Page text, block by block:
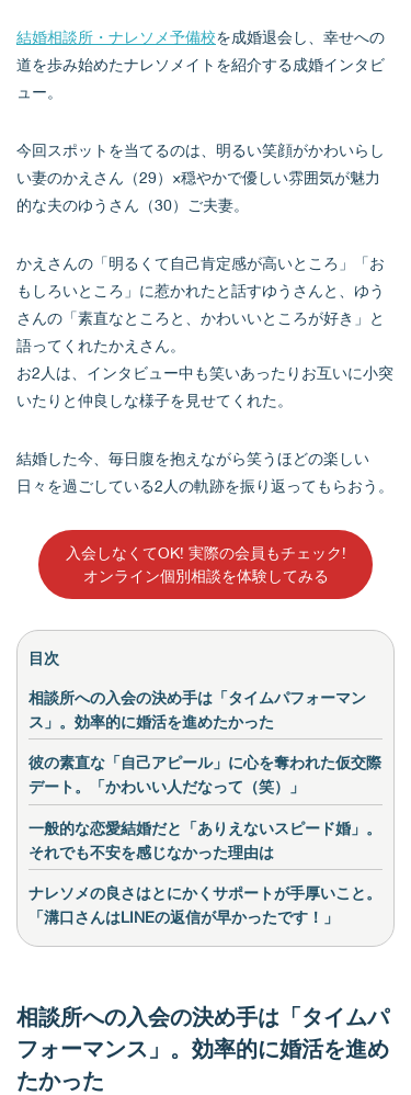
結婚相談所・ナレソメ予備校を成婚退会し、幸せへの
道を歩み始めたナレソメイトを紹介する成婚インタビ
ュー。
今回スポットを当てるのは、明るい笑顔がかわいらし
い妻のかえさん（29）×穏やかで優しい雰囲気が魅力
的な夫のゆうさん（30）ご夫妻。
かえさんの「明るくて自己肯定感が高いところ」「お
もしろいところ」に惹かれたと話すゆうさんと、ゆう
さんの「素直なところと、かわいいところが好き」と
語ってくれたかえさん。
お2人は、インタビュー中も笑いあったりお互いに小突
いたりと仲良しな様子を見せてくれた。
結婚した今、毎日腹を抱えながら笑うほどの楽しい
日々を過ごしている2人の軌跡を振り返ってもらおう。
入会しなくてOK! 実際の会員もチェック!
オンライン個別相談を体験してみる
目次
相談所への入会の決め手は「タイムパフォーマン
ス」。効率的に婚活を進めたかった
彼の素直な「自己アピール」に心を奪われた仮交際
デート。「かわいい人だなって（笑）」
一般的な恋愛結婚だと「ありえないスピード婚」。
それでも不安を感じなかった理由は
ナレソメの良さはとにかくサポートが手厚いこと。
「溝口さんはLINEの返信が早かったです！」
相談所への入会の決め手は「タイムパ
フォーマンス」。効率的に婚活を進め
たかった